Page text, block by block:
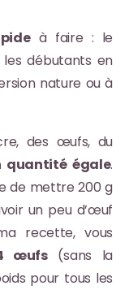
à faire : le
débutants en
nature ou à
des œufs, du
quantité égale.
de mettre 200 g
un peu d’œuf
recette, vous
œufs(sans la
pour tous les